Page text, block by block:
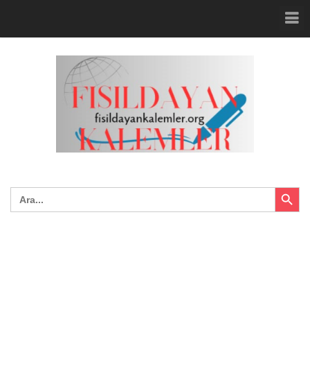
Search
for:
Search Button